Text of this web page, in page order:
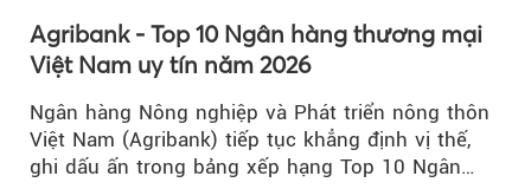
Agribank - Top 10 Ngân hàng thương mại
Việt Nam uy tín năm 2026
Ngân hàng Nông nghiệp và Phát triển nông thôn
Việt Nam (Agribank) tiếp tục khẳng định vị thế,
ghi dấu ấn trong bảng xếp hạng Top 10 Ngân